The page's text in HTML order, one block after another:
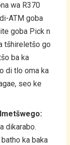
wa R370
ATM goba
goba Pick n
tšhireletšo go
ba ka
di tlo oma ka
seo ke
dikarabo.
ka baka